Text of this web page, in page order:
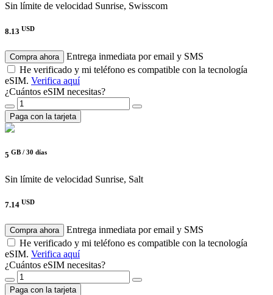
Sin límite de velocidad Sunrise, Swisscom
8.13 USD
Compra ahora
Entrega inmediata por email y SMS
He verificado y mi teléfono es compatible con la tecnología
eSIM. Verifica aquí
¿Cuántos eSIM necesitas?
Paga con la tarjeta
5 GB / 30 días
Sin límite de velocidad Sunrise, Salt
7.14 USD
Compra ahora
Entrega inmediata por email y SMS
He verificado y mi teléfono es compatible con la tecnología
eSIM. Verifica aquí
¿Cuántos eSIM necesitas?
Paga con la tarjeta